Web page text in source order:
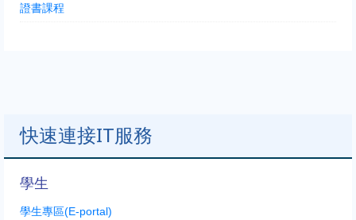
證書課程
快速連接IT服務
學生
學生專區(E-portal)